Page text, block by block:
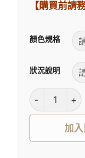
【購買前請
顏色規格
狀況說明
【不傷心微瑕
加